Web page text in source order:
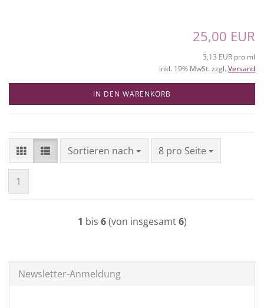
25,00 EUR
3,13 EUR pro ml
inkl. 19% MwSt. zzgl. Versand
IN DEN WARENKORB
Sortieren nach
Sortieren nach 8 pro Seite
pro Seite
1
1 bis 6(von insgesamt6)
Newsletter-Anmeldung